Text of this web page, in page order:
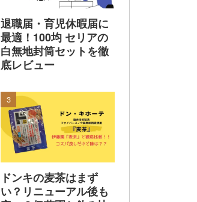
退職届・育児休暇届に
最適！100均 セリアの
白無地封筒セットを徹
底レビュー
ドンキの麦茶はまず
い？リニューアル後も